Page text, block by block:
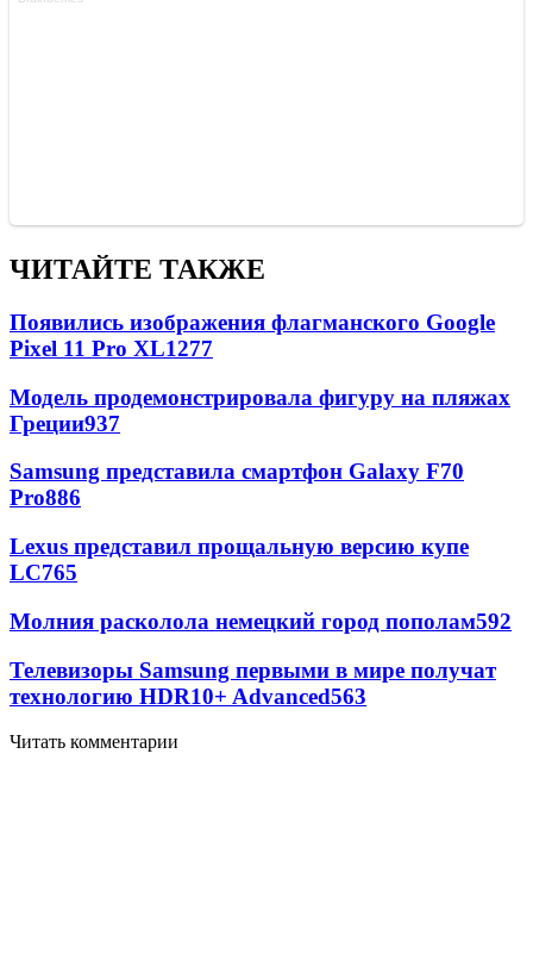
ЧИТАЙТЕ ТАКЖЕ
Появились изображения флагманского Google
Pixel 11 Pro XL1277
Модель продемонстрировала фигуру на пляжах
Греции937
Samsung представила смартфон Galaxy F70
Pro886
Lexus представил прощальную версию купе
LC765
Молния расколола немецкий город пополам592
Телевизоры Samsung первыми в мире получат
технологию HDR10+ Advanced563
Читать комментарии